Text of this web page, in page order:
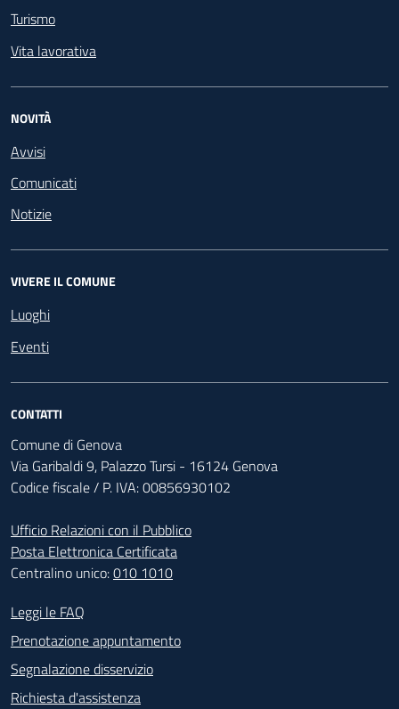
Turismo
Vita lavorativa
NOVITÀ
Avvisi
Comunicati
Notizie
VIVERE IL COMUNE
Luoghi
Eventi
CONTATTI
Comune di Genova
Via Garibaldi 9, Palazzo Tursi - 16124 Genova
Codice fiscale / P. IVA: 00856930102
Ufficio Relazioni con il Pubblico
Posta Elettronica Certificata
Centralino unico:010 1010
Footer - Contatti
Leggi le FAQ
Prenotazione appuntamento
Segnalazione disservizio
Richiesta d'assistenza